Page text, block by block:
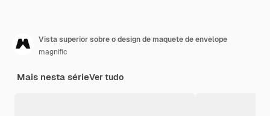
Vista superior sobre o design de maquete de envelope
magnific
Mais nesta sérieVer tudo